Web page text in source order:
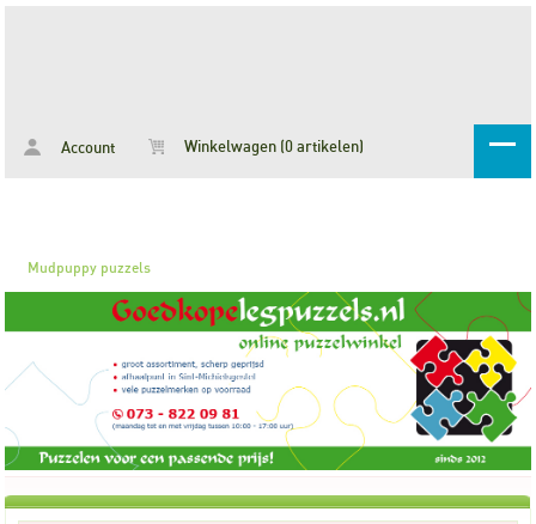
Account Winkelwagen (0 artikelen)
Mudpuppy puzzels